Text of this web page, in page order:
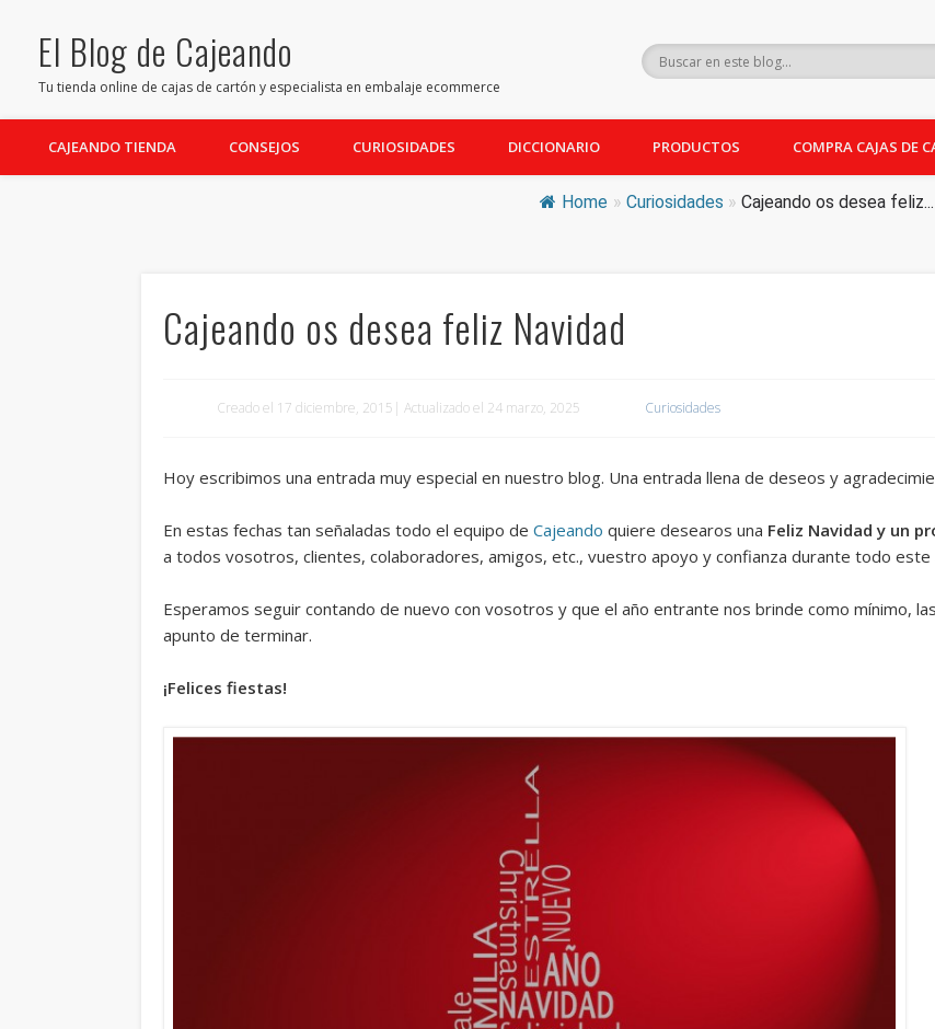
El Blog de Cajeando
Tu tienda online de cajas de cartón y especialista en embalaje ecommerce
FacebookTwitter PinterestYoutube
CAJEANDO TIENDA CONSEJOS CURIOSIDADES DICCIONARIO PRODUCTOS COMPRA CAJAS DE
Home » Curiosidades » Cajeando os desea feliz...
Cajeando os desea feliz Navidad
Creado el 17 diciembre, 2015| Actualizado el 24 marzo, 2025 Curiosidades
Hoy escribimos una entrada muy especial en nuestro blog. Una entrada llena de deseos y
En estas fechas tan señaladas todo el equipo deCajeando quiere desearos una Feliz Navidad y un
a todos vosotros, clientes, colaboradores, amigos, etc., vuestro apoyo y confianza durante todo
Esperamos seguir contando de nuevo con vosotros y que el año entrante nos brinde como mínimo,
apunto de terminar.
¡Felices fiestas!